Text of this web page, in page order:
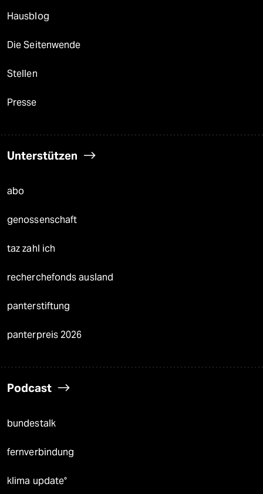
Hausblog
Die Seitenwende
Stellen
Presse
Unterstützen
abo
genossenschaft
taz zahl ich
recherchefonds ausland
panterstiftung
panterpreis 2026
Podcast
bundestalk
fernverbindung
klima update°